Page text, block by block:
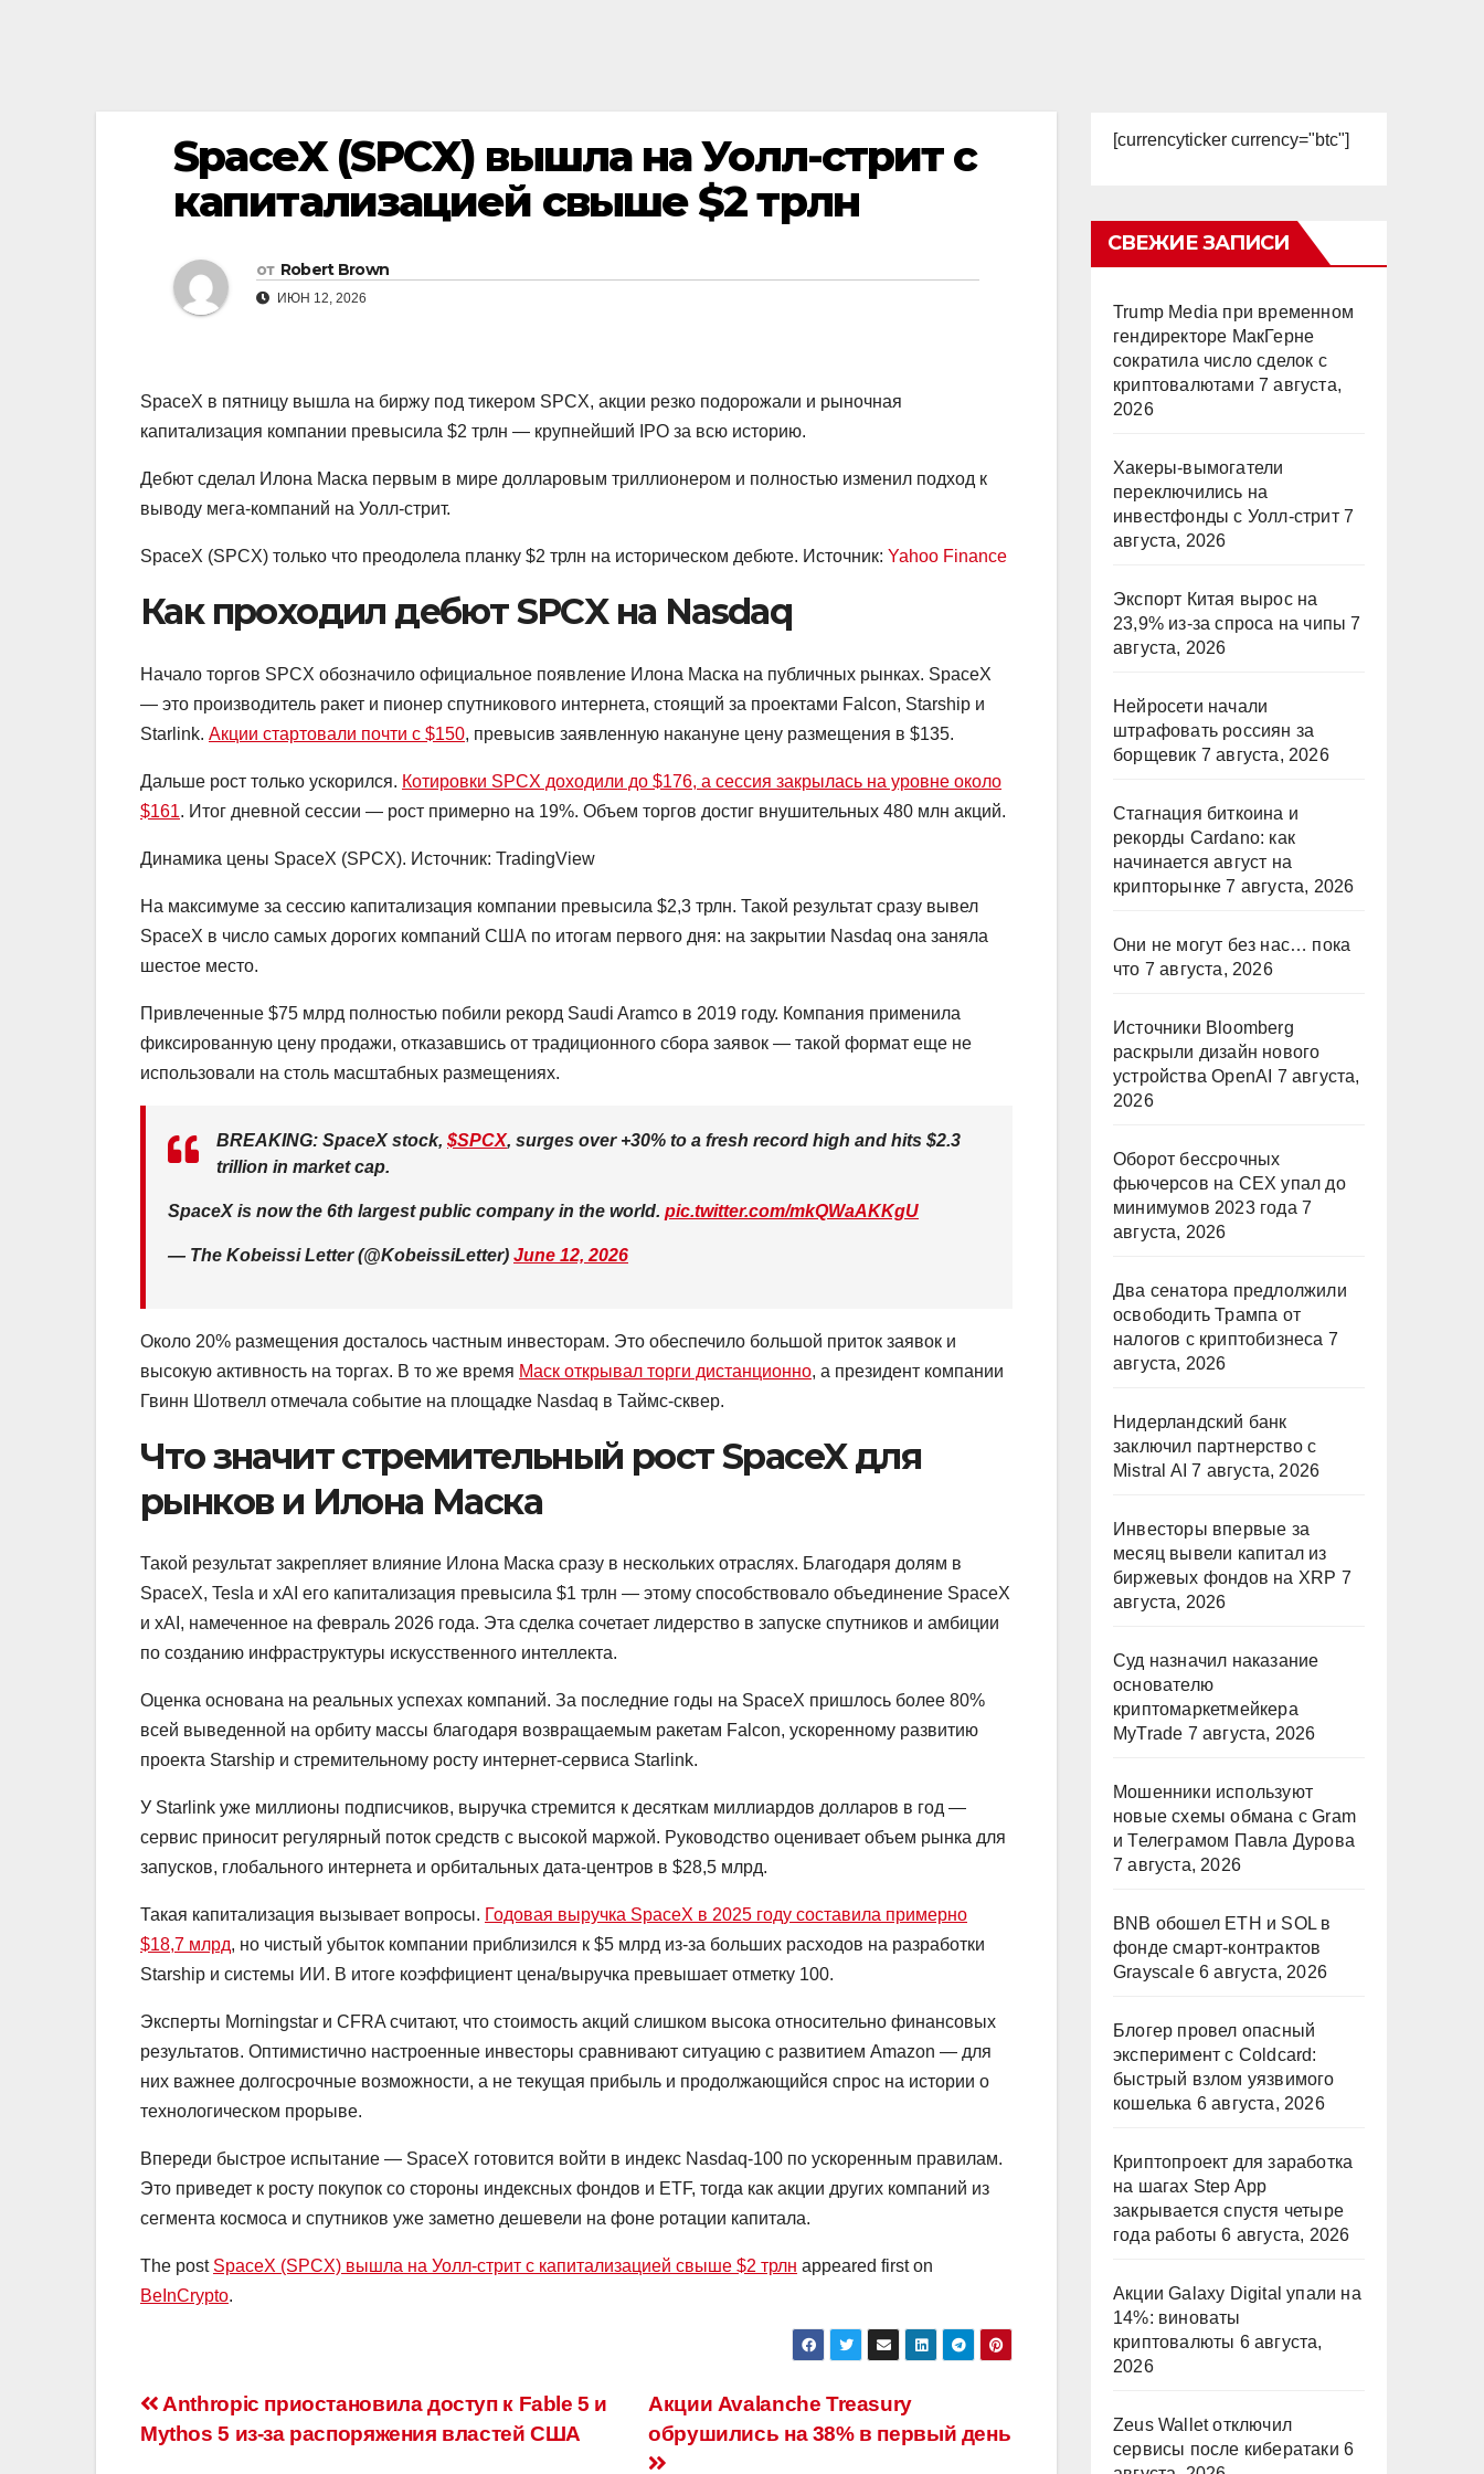
SpaceX (SPCX) вышла на Уолл-стрит с
капитализацией свыше $2 трлн
от Robert Brown
ИЮН 12, 2026
SpaceX в пятницу вышла на биржу под тикером SPCX, акции резко подорожали и рыночная
капитализация компании превысила $2 трлн — крупнейший IPO за всю историю.
Дебют сделал Илона Маска первым в мире долларовым триллионером и полностью изменил подход к
выводу мега-компаний на Уолл-стрит.
SpaceX (SPCX) только что преодолела планку $2 трлн на историческом дебюте. Источник: Yahoo Finance
Как проходил дебют SPCX на Nasdaq
Начало торгов SPCX обозначило официальное появление Илона Маска на публичных рынках. SpaceX
— это производитель ракет и пионер спутникового интернета, стоящий за проектами Falcon, Starship и
Starlink. Акции стартовали почти с $150, превысив заявленную накануне цену размещения в $135.
Дальше рост только ускорился. Котировки SPCX доходили до $176, а сессия закрылась на уровне около
$161. Итог дневной сессии — рост примерно на 19%. Объем торгов достиг внушительных 480 млн акций.
Динамика цены SpaceX (SPCX). Источник: TradingView
На максимуме за сессию капитализация компании превысила $2,3 трлн. Такой результат сразу вывел
SpaceX в число самых дорогих компаний США по итогам первого дня: на закрытии Nasdaq она заняла
шестое место.
Привлеченные $75 млрд полностью побили рекорд Saudi Aramco в 2019 году. Компания применила
фиксированную цену продажи, отказавшись от традиционного сбора заявок — такой формат еще не
использовали на столь масштабных размещениях.
BREAKING: SpaceX stock, $SPCX, surges over +30% to a fresh record high and hits $2.3
trillion in market cap.
SpaceX is now the 6th largest public company in the world. pic.twitter.com/mkQWaAKKgU
— The Kobeissi Letter (@KobeissiLetter) June 12, 2026
Около 20% размещения досталось частным инвесторам. Это обеспечило большой приток заявок и
высокую активность на торгах. В то же время Маск открывал торги дистанционно, а президент компании
Гвинн Шотвелл отмечала событие на площадке Nasdaq в Таймс-сквер.
Что значит стремительный рост SpaceX для
рынков и Илона Маска
Такой результат закрепляет влияние Илона Маска сразу в нескольких отраслях. Благодаря долям в
SpaceX, Tesla и xAI его капитализация превысила $1 трлн — этому способствовало объединение SpaceX
и xAI, намеченное на февраль 2026 года. Эта сделка сочетает лидерство в запуске спутников и амбиции
по созданию инфраструктуры искусственного интеллекта.
Оценка основана на реальных успехах компаний. За последние годы на SpaceX пришлось более 80%
всей выведенной на орбиту массы благодаря возвращаемым ракетам Falcon, ускоренному развитию
проекта Starship и стремительному росту интернет-сервиса Starlink.
У Starlink уже миллионы подписчиков, выручка стремится к десяткам миллиардов долларов в год —
сервис приносит регулярный поток средств с высокой маржой. Руководство оценивает объем рынка для
запусков, глобального интернета и орбитальных дата-центров в $28,5 млрд.
Такая капитализация вызывает вопросы. Годовая выручка SpaceX в 2025 году составила примерно
$18,7 млрд, но чистый убыток компании приблизился к $5 млрд из-за больших расходов на разработки
Starship и системы ИИ. В итоге коэффициент цена/выручка превышает отметку 100.
Эксперты Morningstar и CFRA считают, что стоимость акций слишком высока относительно финансовых
результатов. Оптимистично настроенные инвесторы сравнивают ситуацию с развитием Amazon — для
них важнее долгосрочные возможности, а не текущая прибыль и продолжающийся спрос на истории о
технологическом прорыве.
Впереди быстрое испытание — SpaceX готовится войти в индекс Nasdaq-100 по ускоренным правилам.
Это приведет к росту покупок со стороны индексных фондов и ETF, тогда как акции других компаний из
сегмента космоса и спутников уже заметно дешевели на фоне ротации капитала.
The post SpaceX (SPCX) вышла на Уолл-стрит с капитализацией свыше $2 трлн appeared first on
BeInCrypto.
Навигация
по
Акции Avalanche Treasury
обрушились на 38% в первый день
Anthropic приостановила доступ к Fable 5 и
Mythos 5 из-за распоряжения властей США
[currencyticker currency="btc"]
СВЕЖИЕ ЗАПИСИ
Trump Media при временном
гендиректоре МакГерне
сократила число сделок с
криптовалютами 7 августа,
2026
Хакеры-вымогатели
переключились на
инвестфонды с Уолл-стрит 7
августа, 2026
Экспорт Китая вырос на
23,9% из-за спроса на чипы 7
августа, 2026
Нейросети начали
штрафовать россиян за
борщевик 7 августа, 2026
Стагнация биткоина и
рекорды Cardano: как
начинается август на
крипторынке 7 августа, 2026
Они не могут без нас… пока
что 7 августа, 2026
Источники Bloomberg
раскрыли дизайн нового
устройства OpenAI 7 августа,
2026
Оборот бессрочных
фьючерсов на CEX упал до
минимумов 2023 года 7
августа, 2026
Два сенатора предлолжили
освободить Трампа от
налогов с криптобизнеса 7
августа, 2026
Нидерландский банк
заключил партнерство с
Mistral AI 7 августа, 2026
Инвесторы впервые за
месяц вывели капитал из
биржевых фондов на XRP 7
августа, 2026
Суд назначил наказание
основателю
криптомаркетмейкера
MyTrade 7 августа, 2026
Мошенники используют
новые схемы обмана с Gram
и Телеграмом Павла Дурова
7 августа, 2026
BNB обошел ETH и SOL в
фонде смарт-контрактов
Grayscale 6 августа, 2026
Блогер провел опасный
эксперимент с Coldcard:
быстрый взлом уязвимого
кошелька 6 августа, 2026
Криптопроект для заработка
на шагах Step App
закрывается спустя четыре
года работы 6 августа, 2026
Акции Galaxy Digital упали на
14%: виноваты
криптовалюты 6 августа,
2026
Zeus Wallet отключил
сервисы после кибератаки 6